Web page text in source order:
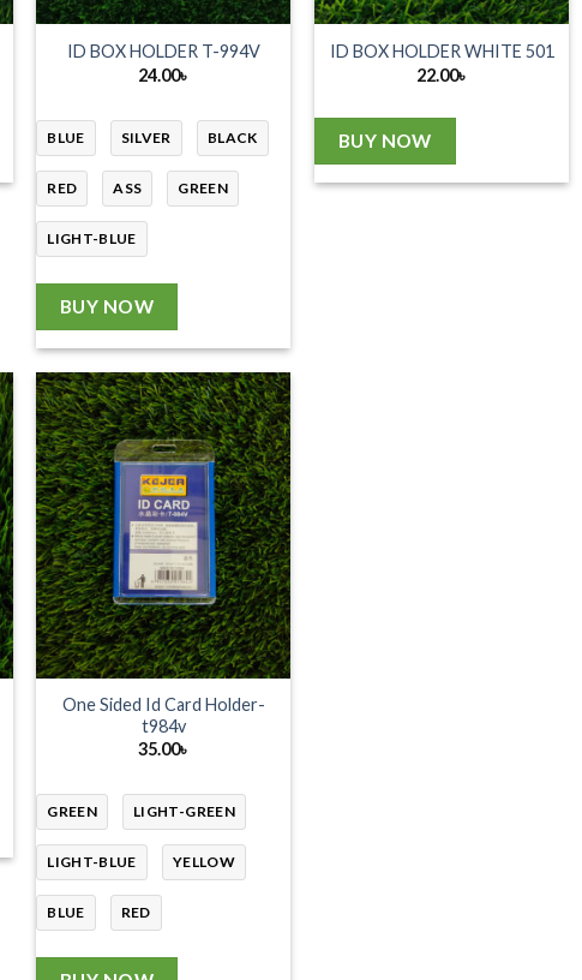
ID BOX HOLDER T-994V
24.00৳
BLUE SILVER BLACK
RED ASS GREEN
LIGHT-BLUE
BUY NOW
ID BOX HOLDER WHITE 501
22.00৳
BUY NOW
One Sided Id Card Holder-
t984v
35.00৳
GREEN LIGHT-GREEN
LIGHT-BLUE YELLOW
BLUE RED